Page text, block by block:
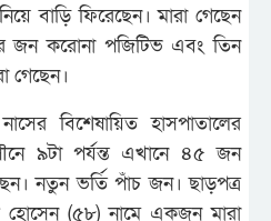
বাড়ি ফিরেছেন। মারা গেছেন
জন করোনা পজিটিভ এবং তিন
গেছেন।
বিশেষায়িত হাসপাতালের
৯টা পর্যন্ত এখানে ৪৫ জন
নতুন ভর্তি পাঁচ জন। ছাড়পত্র
হোসেন (৫৮) নামে একজন মারা